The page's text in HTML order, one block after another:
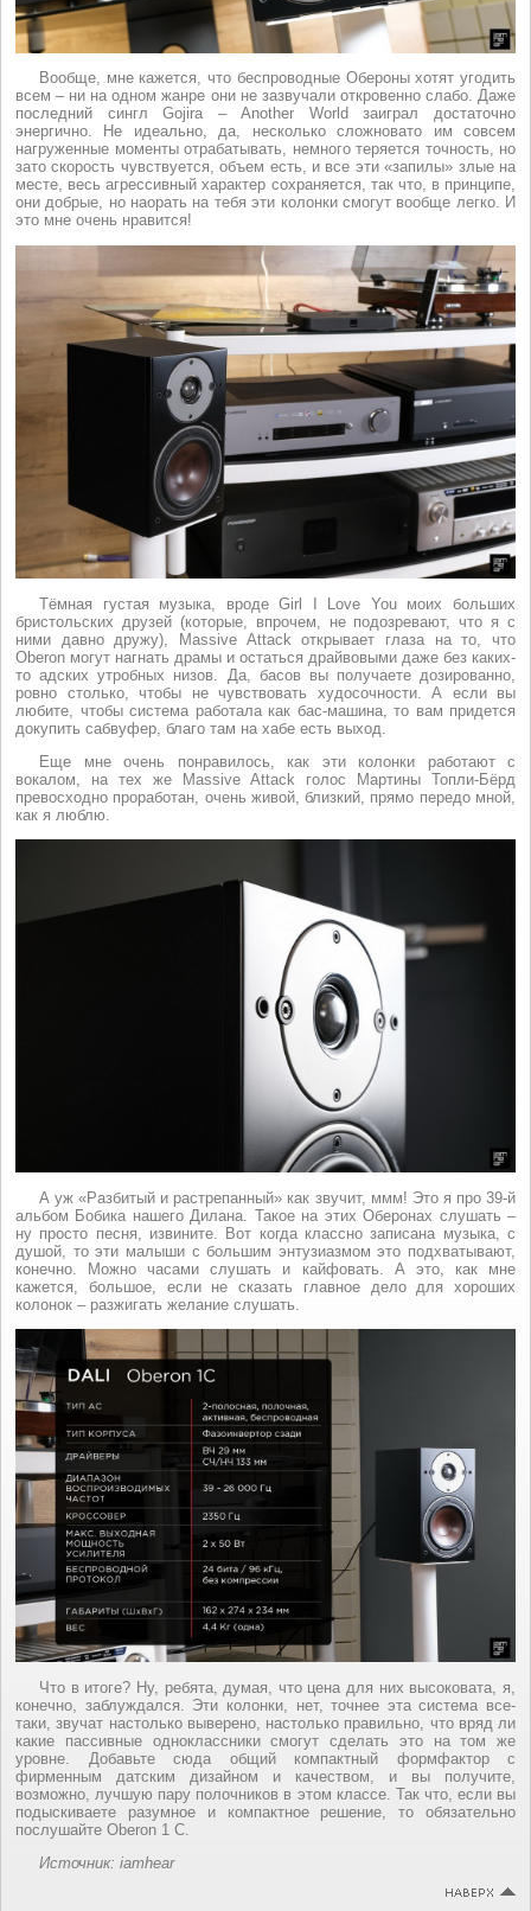
Вообще, мне кажется, что беспроводные Обероны хотят угодить
всем – ни на одном жанре они не зазвучали откровенно слабо. Даже
последний сингл Gojira – Another World заиграл достаточно
энергично. Не идеально, да, несколько сложновато им совсем
нагруженные моменты отрабатывать, немного теряется точность, но
зато скорость чувствуется, объем есть, и все эти «запилы» злые на
месте, весь агрессивный характер сохраняется, так что, в принципе,
они добрые, но наорать на тебя эти колонки смогут вообще легко. И
это мне очень нравится!
Тёмная густая музыка, вроде Girl I Love You моих больших
бристольских друзей (которые, впрочем, не подозревают, что я с
ними давно дружу), Massive Attack открывает глаза на то, что
Oberon могут нагнать драмы и остаться драйвовыми даже без каких-
то адских утробных низов. Да, басов вы получаете дозированно,
ровно столько, чтобы не чувствовать худосочности. А если вы
любите, чтобы система работала как бас-машина, то вам придется
докупить сабвуфер, благо там на хабе есть выход.
Еще мне очень понравилось, как эти колонки работают с
вокалом, на тех же Massive Attack голос Мартины Топли-Бёрд
превосходно проработан, очень живой, близкий, прямо передо мной,
как я люблю.
А уж «Разбитый и растрепанный» как звучит, ммм! Это я про 39-й
альбом Бобика нашего Дилана. Такое на этих Оберонах слушать –
ну просто песня, извините. Вот когда классно записана музыка, с
душой, то эти малыши с большим энтузиазмом это подхватывают,
конечно. Можно часами слушать и кайфовать. А это, как мне
кажется, большое, если не сказать главное дело для хороших
колонок – разжигать желание слушать.
Что в итоге? Ну, ребята, думая, что цена для них высоковата, я,
конечно, заблуждался. Эти колонки, нет, точнее эта система все-
таки, звучат настолько выверено, настолько правильно, что вряд ли
какие пассивные одноклассники смогут сделать это на том же
уровне. Добавьте сюда общий компактный формфактор с
фирменным датским дизайном и качеством, и вы получите,
возможно, лучшую пару полочников в этом классе. Так что, если вы
подыскиваете разумное и компактное решение, то обязательно
послушайте Oberon 1 C.
Источник: iamhear